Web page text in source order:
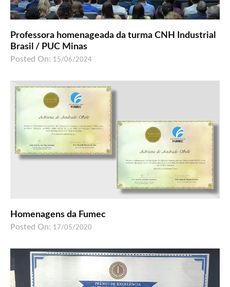
Professora homenageada da turma CNH Industrial
Brasil / PUC Minas
Posted On: 15/06/2024
Homenagens da Fumec
Posted On: 17/05/2020